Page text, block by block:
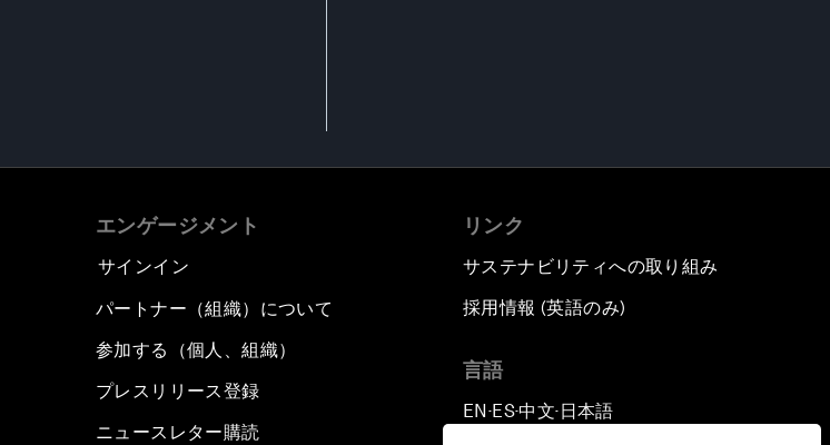
エンゲージメント
サインイン
パートナー（組織）について
参加する（個人、組織）
プレスリリース登録
ニュースレター購読
リンク
サステナビリティへの取り組み
採用情報 (英語のみ)
言語
EN ▪ES▪中文▪ 日本語